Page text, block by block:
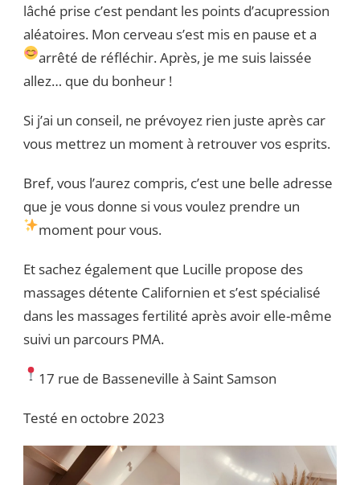
lâché prise c’est pendant les points d’acupression
aléatoires. Mon cerveau s’est mis en pause et a
arrêté de réfléchir.Après, je me suis laissée
allez… que du bonheur !
Si j’ai un conseil, ne prévoyez rien juste après car
vous mettrez un moment à retrouver vos esprits.
Bref, vous l’aurez compris, c’est une belle adresse
que je vous donne si vous voulez prendre un
moment pour vous.
Et sachez également que Lucille propose des
massages détente Californien et s’est spécialisé
dans les massages fertilité après avoir elle-même
suivi un parcours PMA.
17 rue de Basseneville à Saint Samson
Testé en octobre 2023